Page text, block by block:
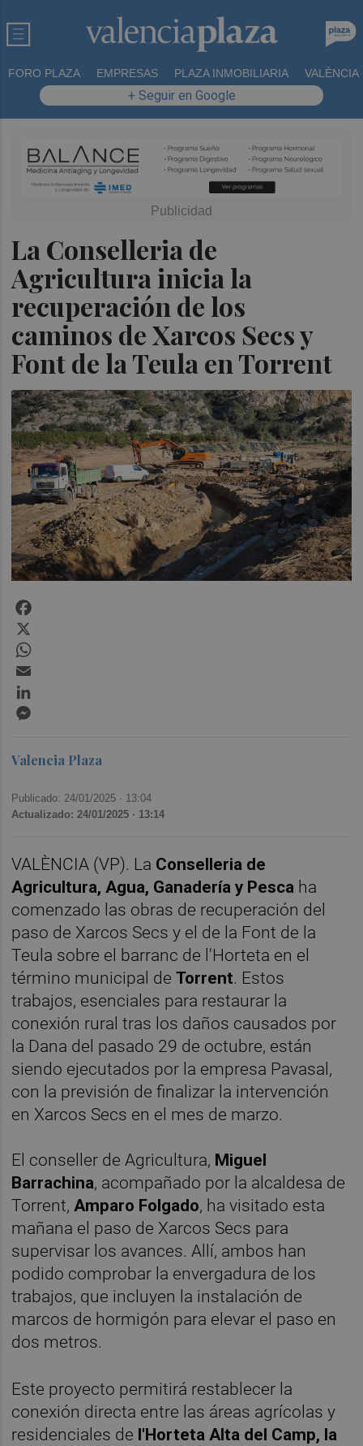
FORO PLAZA EMPRESAS PLAZA INMOBILIARIA VALÈNCIA
+ Seguir en Google
La Conselleria de
Agricultura inicia la
recuperación de los
caminos de Xarcos Secs y
Font de la Teula en Torrent
Valencia Plaza
Publicado: 24/01/2025 · 13:04
Actualizado: 24/01/2025 · 13:14
VALÈNCIA (VP). La Conselleria de
Agricultura, Agua, Ganadería y Pesca ha
comenzado las obras de recuperación del
paso de Xarcos Secs y el de la Font de la
Teula sobre el barranc de l'Horteta en el
término municipal deTorrent. Estos
trabajos, esenciales para restaurar la
conexión rural tras los daños causados por
la Dana del pasado 29 de octubre, están
siendo ejecutados por la empresa Pavasal,
con la previsión de finalizar la intervención
en Xarcos Secs en el mes de marzo.
El conseller de Agricultura, Miguel
Barrachina, acompañado por la alcaldesa de
Torrent,Amparo Folgado, ha visitado esta
mañana el paso de Xarcos Secs para
supervisar los avances. Allí, ambos han
podido comprobar la envergadura de los
trabajos, que incluyen la instalación de
marcos de hormigón para elevar el paso en
dos metros.
Este proyecto permitirá restablecer la
conexión directa entre las áreas agrícolas y
residenciales de l'Horteta Alta del Camp, la